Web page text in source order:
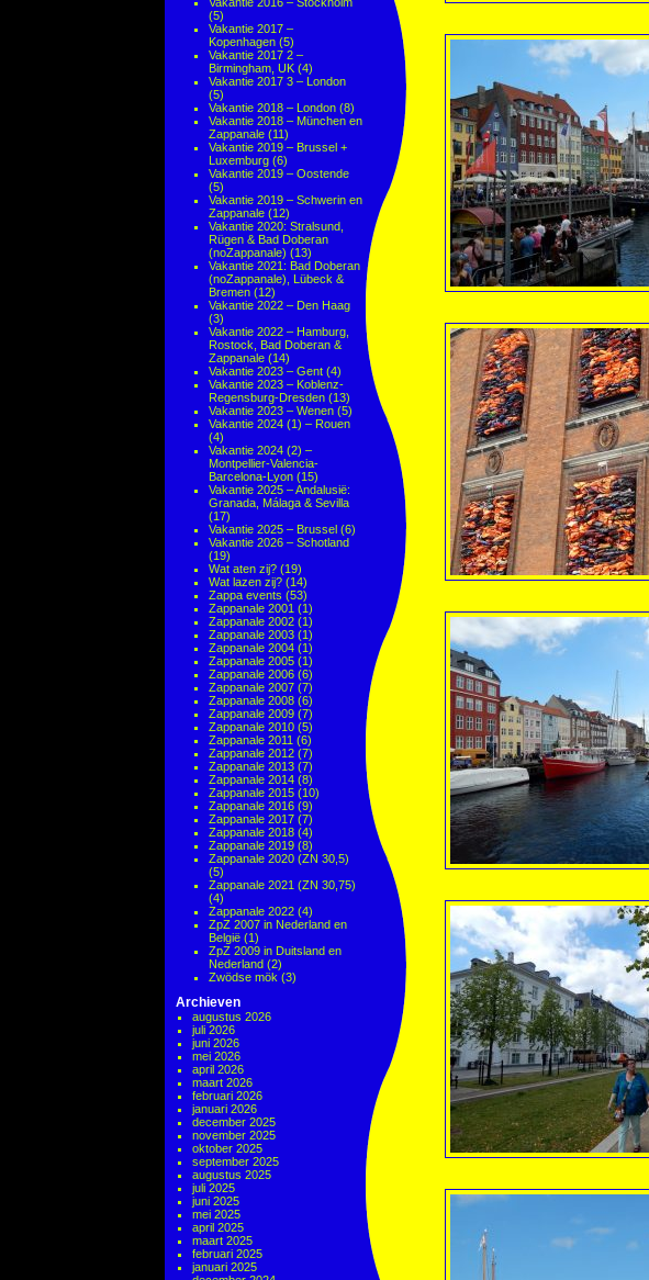
(5)
Vakantie 2017 –
Kopenhagen (5)
Vakantie 2017 2 –
Birmingham, UK (4)
Vakantie 2017 3 – London
(5)
Vakantie 2018 – London (8)
Vakantie 2018 – München en
Zappanale (11)
Vakantie 2019 – Brussel +
Luxemburg (6)
Vakantie 2019 – Oostende
(5)
Vakantie 2019 – Schwerin en
Zappanale (12)
Vakantie 2020: Stralsund,
Rügen & Bad Doberan
(noZappanale) (13)
Vakantie 2021: Bad Doberan
(noZappanale), Lübeck &
Bremen (12)
Vakantie 2022 – Den Haag
(3)
Vakantie 2022 – Hamburg,
Rostock, Bad Doberan &
Zappanale (14)
Vakantie 2023 – Gent (4)
Vakantie 2023 – Koblenz-
Regensburg-Dresden (13)
Vakantie 2023 – Wenen (5)
Vakantie 2024 (1) – Rouen
(4)
Vakantie 2024 (2) –
Montpellier-Valencia-
Barcelona-Lyon (15)
Vakantie 2025 – Andalusië:
Granada, Málaga & Sevilla
(17)
Vakantie 2025 – Brussel (6)
Vakantie 2026 – Schotland
(19)
Wat aten zij? (19)
Wat lazen zij? (14)
Zappa events (53)
Zappanale 2001 (1)
Zappanale 2002 (1)
Zappanale 2003 (1)
Zappanale 2004 (1)
Zappanale 2005 (1)
Zappanale 2006 (6)
Zappanale 2007 (7)
Zappanale 2008 (6)
Zappanale 2009 (7)
Zappanale 2010 (5)
Zappanale 2011 (6)
Zappanale 2012 (7)
Zappanale 2013 (7)
Zappanale 2014 (8)
Zappanale 2015 (10)
Zappanale 2016 (9)
Zappanale 2017 (7)
Zappanale 2018 (4)
Zappanale 2019 (8)
Zappanale 2020 (ZN 30,5)
(5)
Zappanale 2021 (ZN 30,75)
(4)
Zappanale 2022 (4)
ZpZ 2007 in Nederland en
België (1)
ZpZ 2009 in Duitsland en
Nederland (2)
Zwödse mök (3)
Archieven
augustus 2026
juli 2026
juni 2026
mei 2026
april 2026
maart 2026
februari 2026
januari 2026
december 2025
november 2025
oktober 2025
september 2025
augustus 2025
juli 2025
juni 2025
mei 2025
april 2025
maart 2025
februari 2025
januari 2025